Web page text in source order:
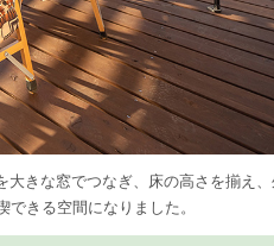
きな窓でつなぎ、床の高さを揃え
きる空間になりました。